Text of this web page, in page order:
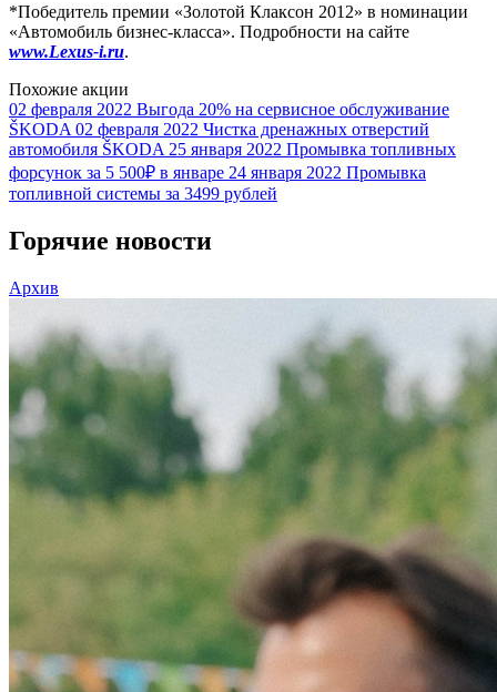
*Победитель премии «Золотой Клаксон 2012» в номинации
«Автомобиль бизнес-класса». Подробности на сайте
www.Lexus-i.ru.
Похожие акции
02 февраля 2022 Выгода 20% на сервисное обслуживание
ŠKODA 02 февраля 2022 Чистка дренажных отверстий
автомобиля ŠKODA 25 января 2022 Промывка топливных
форсунок за 5 500₽ в январе 24 января 2022 Промывка
топливной системы за 3499 рублей
Горячие новости
Архив